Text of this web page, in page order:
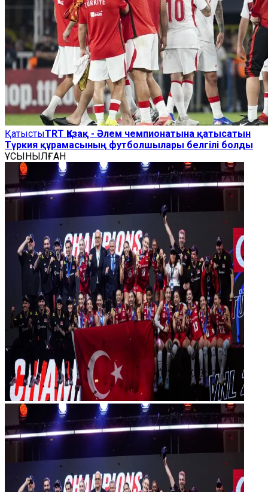
ҚатыстыTRT Қазақ - Әлем чемпионатына қатысатын
Түркия құрамасының футболшылары белгілі болды
ҰСЫНЫЛҒАН